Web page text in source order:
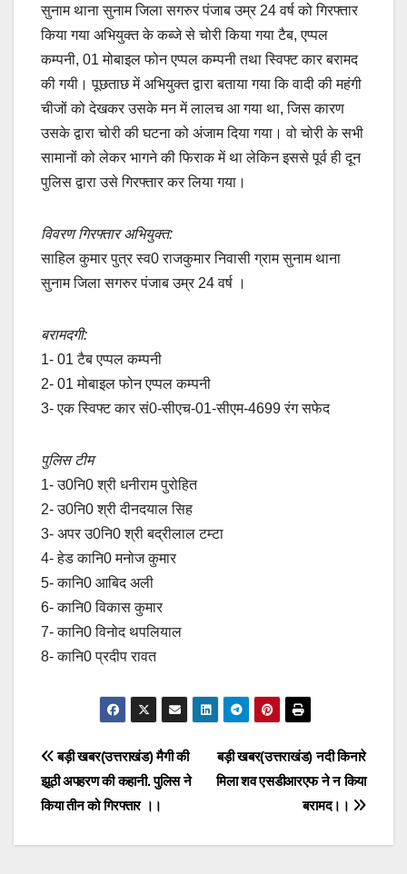
सुनाम थाना सुनाम जिला सगरुर पंजाब उम्र 24 वर्ष को गिरफ्तार
किया गया अभियुक्त के कब्जे से चोरी किया गया टैब, एप्पल
कम्पनी, 01 मोबाइल फोन एप्पल कम्पनी तथा स्विफ्ट कार बरामद
की गयी। पूछताछ में अभियुक्त द्वारा बताया गया कि वादी की महंगी
चीजों को देखकर उसके मन में लालच आ गया था, जिस कारण
उसके द्वारा चोरी की घटना को अंजाम दिया गया। वो चोरी के सभी
सामानों को लेकर भागने की फिराक में था लेकिन इससे पूर्व ही दून
पुलिस द्वारा उसे गिरफ्तार कर लिया गया।
विवरण गिरफ्तार अभियुक्त:
साहिल कुमार पुत्र स्व0 राजकुमार निवासी ग्राम सुनाम थाना
सुनाम जिला सगरुर पंजाब उम्र 24 वर्ष ।
बरामदगी:
1- 01 टैब एप्पल कम्पनी
2- 01 मोबाइल फोन एप्पल कम्पनी
3- एक स्विफ्ट कार सं0-सीएच-01-सीएम-4699 रंग सफेद
पुलिस टीम
1- उ0नि0 श्री धनीराम पुरोहित
2- उ0नि0 श्री दीनदयाल सिह
3- अपर उ0नि0 श्री बद्रीलाल टम्टा
4- हेड कानि0 मनोज कुमार
5- कानि0 आबिद अली
6- कानि0 विकास कुमार
7- कानि0 विनोद थपलियाल
8- कानि0 प्रदीप रावत
Post
navigation
बड़ी खबर(उत्तराखंड) नदी किनारे
मिला शव एसडीआरएफ ने न किया
बरामद।।
बड़ी खबर(उत्तराखंड) मैगी की
झूठी अपहरण की कहानी. पुलिस ने
किया तीन को गिरफ्तार ।।